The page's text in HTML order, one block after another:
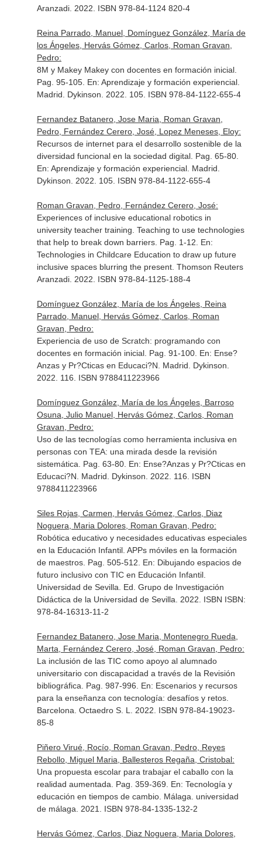
Aranzadi. 2022. ISBN 978-84-1124 820-4
Reina Parrado, Manuel, Domínguez González, María de
los Ángeles, Hervás Gómez, Carlos, Roman Gravan,
Pedro:
8M y Makey Makey con docentes en formación inicial.
Pag. 95-105. En: Aprendizaje y formación experiencial.
Madrid. Dykinson. 2022. 105. ISBN 978-84-1122-655-4
Fernandez Batanero, Jose Maria, Roman Gravan,
Pedro, Fernández Cerero, José, Lopez Meneses, Eloy:
Recursos de internet para el desarrollo sostenible de la
diversidad funcional en la sociedad digital. Pag. 65-80.
En: Aprendizaje y formación experiencial. Madrid.
Dykinson. 2022. 105. ISBN 978-84-1122-655-4
Roman Gravan, Pedro, Fernández Cerero, José:
Experiences of inclusive educational robotics in
university teacher training. Teaching to use technologies
that help to break down barriers. Pag. 1-12. En:
Technologies in Childcare Education to draw up future
inclusive spaces blurring the present. Thomson Reuters
Aranzadi. 2022. ISBN 978-84-1125-188-4
Domínguez González, María de los Ángeles, Reina
Parrado, Manuel, Hervás Gómez, Carlos, Roman
Gravan, Pedro:
Experiencia de uso de Scratch: programando con
docentes en formación inicial. Pag. 91-100. En: Ense?
Anzas y Pr?Cticas en Educaci?N . Madrid. Dykinson.
2022. 116. ISBN 9788411223966
Domínguez González, María de los Ángeles, Barroso
Osuna, Julio Manuel, Hervás Gómez, Carlos, Roman
Gravan, Pedro:
Uso de las tecnologías como herramienta inclusiva en
personas con TEA: una mirada desde la revisión
sistemática. Pag. 63-80. En: Ense?Anzas y Pr?Cticas en
Educaci?N . Madrid. Dykinson. 2022. 116. ISBN
9788411223966
Siles Rojas, Carmen, Hervás Gómez, Carlos, Diaz
Noguera, Maria Dolores, Roman Gravan, Pedro:
Robótica educativo y necesidades educativas especiales
en la Educación Infantil. APPs móviles en la formación
de maestros. Pag. 505-512. En: Dibujando espacios de
futuro inclusivo con TIC en Educación Infantil.
Universidad de Sevilla. Ed. Grupo de Investigación
Didáctica de la Universidad de Sevilla. 2022. ISBN ISBN:
978-84-16313-11-2
Fernandez Batanero, Jose Maria, Montenegro Rueda,
Marta, Fernández Cerero, José, Roman Gravan, Pedro:
La inclusión de las TIC como apoyo al alumnado
universitario con discapacidad a través de la Revisión
bibliográfica. Pag. 987-996. En: Escenarios y recursos
para la enseñanza con tecnología: desafíos y retos.
Barcelona. Octaedro S. L. 2022. ISBN 978-84-19023-
85-8
Piñero Virué, Rocío, Roman Gravan, Pedro, Reyes
Rebollo, Miguel Maria, Ballesteros Regaña, Cristobal:
Una propuesta escolar para trabajar el caballo con la
realidad aumentada. Pag. 359-369. En: Tecnología y
educación en tiempos de cambio. Málaga. universidad
de málaga. 2021. ISBN 978-84-1335-132-2
Hervás Gómez, Carlos, Diaz Noguera, Maria Dolores,